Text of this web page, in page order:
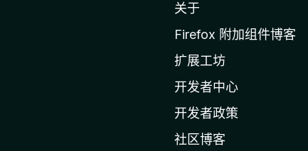
关于
Firefox 附加组件博客
扩展工坊
开发者中心
开发者政策
社区博客